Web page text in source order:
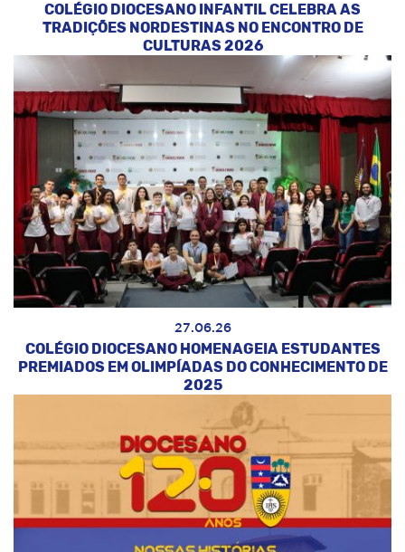
COLÉGIO DIOCESANO INFANTIL CELEBRA AS
TRADIÇÕES NORDESTINAS NO ENCONTRO DE
CULTURAS 2026
27.06.26
COLÉGIO DIOCESANO HOMENAGEIA ESTUDANTES
PREMIADOS EM OLIMPÍADAS DO CONHECIMENTO DE
2025